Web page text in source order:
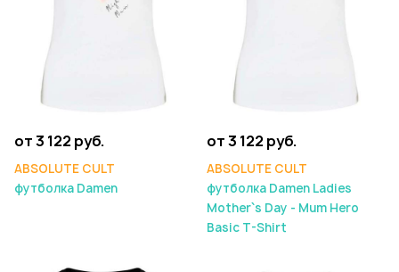
от 3 122 руб.
ABSOLUTE CULT
футболка Damen
от 3 122 руб.
ABSOLUTE CULT
футболка Damen Ladies
Mother`s Day - Mum Hero
Basic T-Shirt